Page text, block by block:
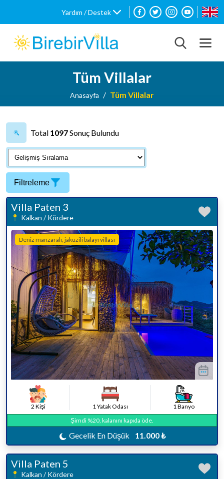
Yardım / Destek
Tüm Villalar
Anasayfa Tüm Villalar
Total 1097Sonuç Bulundu
Filtreleme
Villa Paten 3
Kalkan / Kördere
Deniz manzaralı, jakuzili balayı villası
2 Kişi 1 Yatak Odası
1 Banyo
Şimdi %20, kalanını kapıda öde.
Gecelik En Düşük 11.000 ₺
Villa Paten 5
Kalkan / Kördere